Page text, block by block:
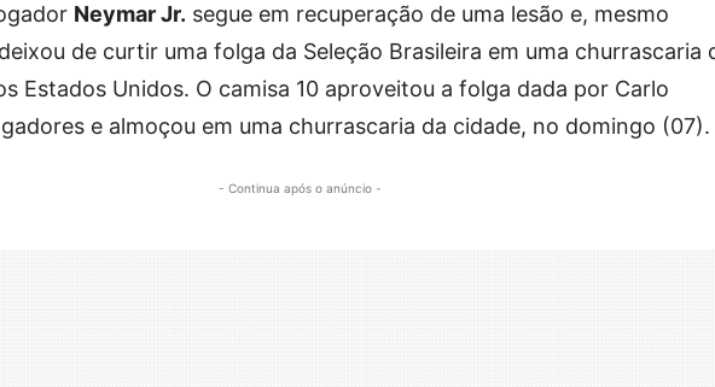
Neymar Jr. segue em recuperação de uma lesão e, mesmo
de curtir uma folga da Seleção Brasileira em uma churrascaria
Estados Unidos. O camisa 10 aproveitou a folga dada por Carlo
e almoçou em uma churrascaria da cidade, no domingo (07).
- Continua após o anúncio -